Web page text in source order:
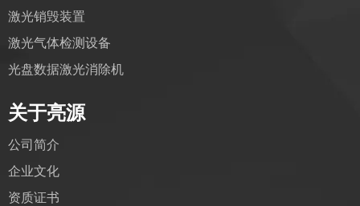
激光销毁装置
激光气体检测设备
光盘数据激光消除机
关于亮源
公司简介
企业文化
资质证书